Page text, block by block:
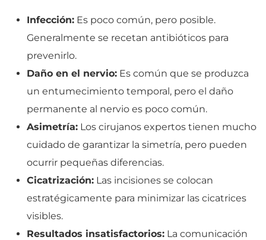
Infección: Es poco común, pero posible.
Generalmente se recetan antibióticos para
prevenirlo.
Daño en el nervio: Es común que se produzca
un entumecimiento temporal, pero el daño
permanente al nervio es poco común.
Asimetría: Los cirujanos expertos tienen mucho
cuidado de garantizar la simetría, pero pueden
ocurrir pequeñas diferencias.
Cicatrización: Las incisiones se colocan
estratégicamente para minimizar las cicatrices
visibles.
Resultados insatisfactorios: La comunicación